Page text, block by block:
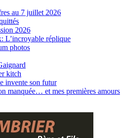
au 7 juillet 2026
2026
L’incroyable réplique
photos
kitch
invente son futur
manquée… et mes premières amours